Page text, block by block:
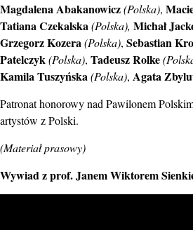
Magdalena Abakanowicz(Polska),
Tatiana Czekalska(Polska), Michał
Grzegorz Kozera(Polska), Sebastian
Patelczyk(Polska), Tadeusz Rolke
Kamila Tuszyńska(Polska), Agata
Patronat honorowy nad Pawilonem
artystów z Polski.
(Materiał prasowy)
Wywiad z prof. Janem Wiktorem